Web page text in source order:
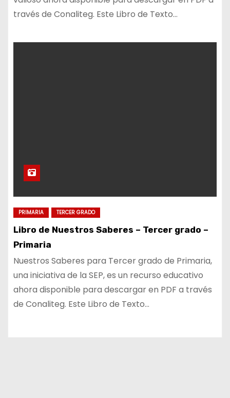
través de Conaliteg. Este Libro de Texto…
PRIMARIA TERCER GRADO
Libro de Nuestros Saberes – Tercer grado –
Primaria
Nuestros Saberes para Tercer grado de Primaria,
una iniciativa de la SEP, es un recurso educativo
ahora disponible para descargar en PDF a través
de Conaliteg. Este Libro de Texto…